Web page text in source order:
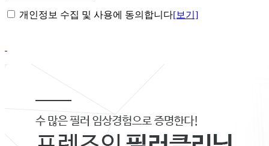
개인정보 수집 및 사용에 동의합니다[보기]